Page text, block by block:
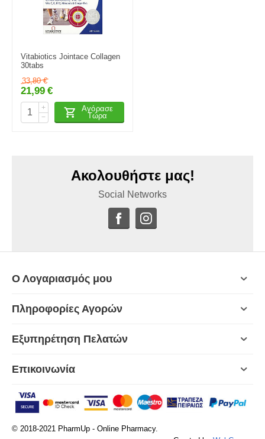
Vitabiotics Jointace Collagen
30tabs
33,80 €
21,99 €
+
−
Αγόρασε
Τώρα
Ακολουθήστε μας!
Social Networks
Ο Λογαριασμός μου
Πληροφορίες Αγορών
Εξυπηρέτηση Πελατών
Επικοινωνία
© 2018-2021 PharmUp - Online Pharmacy.